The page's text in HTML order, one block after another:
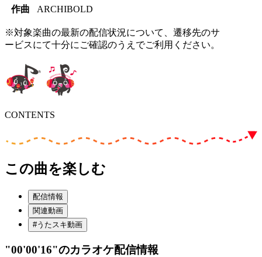
作曲
ARCHIBOLD
※対象楽曲の最新の配信状況について、遷移先のサ
ービスにて十分にご確認のうえでご利用ください。
CONTENTS
この曲を楽しむ
配信情報
関連動画
#うたスキ動画
"00'00'16"のカラオケ配信情報